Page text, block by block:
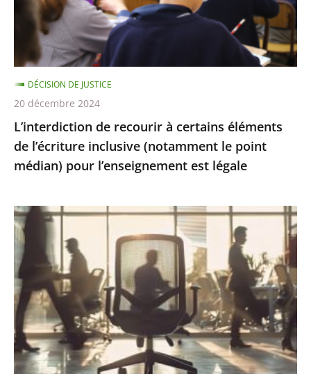
l’écriture
inclusive
(notamment
le
point
médian)
pour
l’enseignement
légale
L’interdiction de recourir à certains éléments
de l’écriture inclusive (notamment le point
médian) pour l’enseignement est légale
DÉCISION DE JUSTICE
20 décembre 2024
Présomption
de
démission
en
cas
d’abandon
de
poste
: